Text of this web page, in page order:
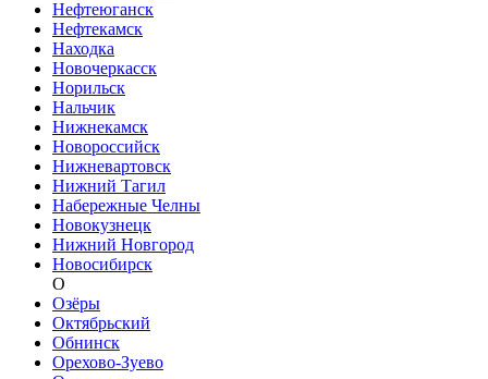
Нефтеюганск
Нефтекамск
Находка
Новочеркасск
Норильск
Нальчик
Нижнекамск
Новороссийск
Нижневартовск
Нижний Тагил
Набережные Челны
Новокузнецк
Нижний Новгород
Новосибирск
О
Озёры
Октябрьский
Обнинск
Орехово-Зуево